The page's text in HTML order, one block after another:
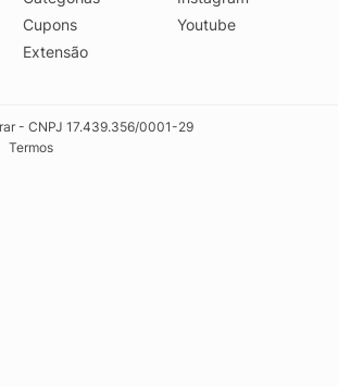
Cupons
Extensão
Youtube
- CNPJ 17.439.356/0001-29
Termos